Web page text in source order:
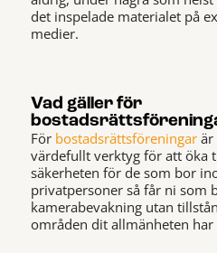
det inspelade materialet på
medier.
Vad gäller för
För bostadsrättsföreningarär
värdefullt verktyg för att öka
säkerheten för de som bor
privatpersoner så får ni som
kamerabevakning utan
områden dit allmänheten